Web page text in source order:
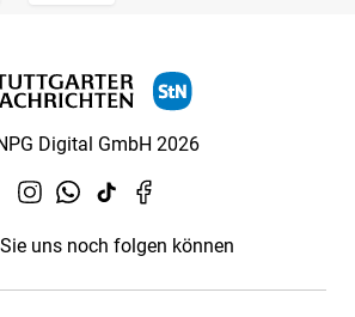
Digital GmbH 2026
uns noch folgen können